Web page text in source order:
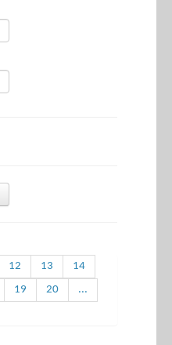
12 13
14
19 20 ...